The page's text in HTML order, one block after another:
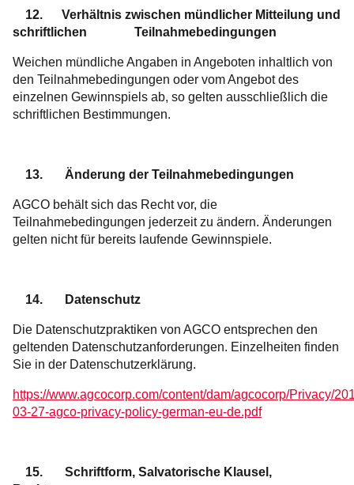
12. Verhältnis zwischen mündlicher Mitteilung und
schriftlichen Teilnahmebedingungen
Weichen mündliche Angaben in Angeboten inhaltlich von
den Teilnahmebedingungen oder vom Angebot des
einzelnen Gewinnspiels ab, so gelten ausschließlich die
schriftlichen Bestimmungen.
13. Änderung der Teilnahmebedingungen
AGCO behält sich das Recht vor, die
Teilnahmebedingungen jederzeit zu ändern. Änderungen
gelten nicht für bereits laufende Gewinnspiele.
14. Datenschutz
Die Datenschutzpraktiken von AGCO entsprechen den
geltenden Datenschutzanforderungen. Einzelheiten finden
Sie in der Datenschutzerklärung.
https://www.agcocorp.com/content/dam/agcocorp/Privacy/
03-27-agco-privacy-policy-german-eu-de.pdf
15. Schriftform, Salvatorische Klausel,